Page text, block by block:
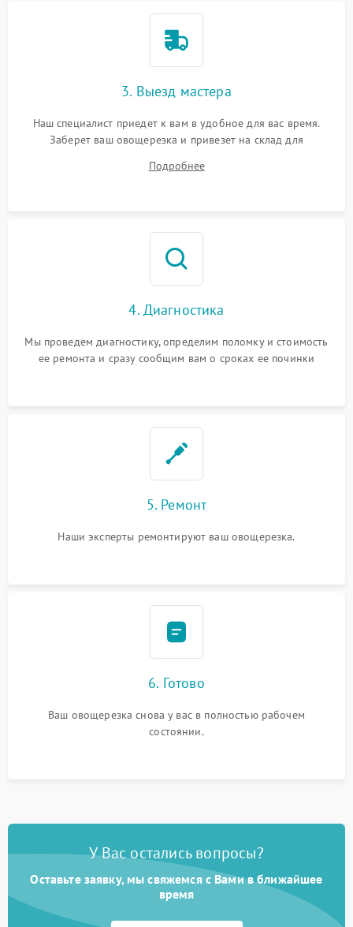
3. Выезд мастера
Наш специалист приедет к вам в удобное для вас время.
Заберет ваш овощерезка и привезет на склад для
Подробнее
4. Диагностика
Мы проведем диагностику, определим поломку и стоимость
ее ремонта и сразу сообщим вам о сроках ее починки
5. Ремонт
Наши эксперты ремонтируют ваш овощерезка.
6. Готово
Ваш овощерезка снова у вас в полностью рабочем
состоянии.
У Вас остались вопросы?
Оставьте заявку, мы свяжемся с Вами в ближайшее
время